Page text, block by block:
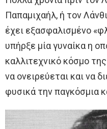
Παπαμιχαήλ, ή τον
έχει εξασφαλισμένο
υπήρξε μία γυναίκα η
καλλιτεχνικό κόσμο
να ονειρεύεται και να
φυσικά την παγκόσμια